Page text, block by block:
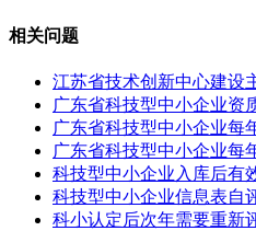
相关问题
江苏省技术创新中心建设
广东省科技型中小企业资
广东省科技型中小企业每
广东省科技型中小企业每
科技型中小企业入库后有
科技型中小企业信息表自
科小认定后次年需要重新